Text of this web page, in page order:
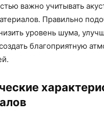
важно учитывать
Правильно
уровень шума,
благоприятную